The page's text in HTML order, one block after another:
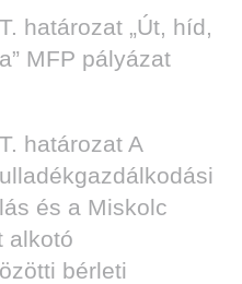
határozat „Út, híd,
MFP pályázat
határozat A
és a Miskolc
alkotó
bérleti